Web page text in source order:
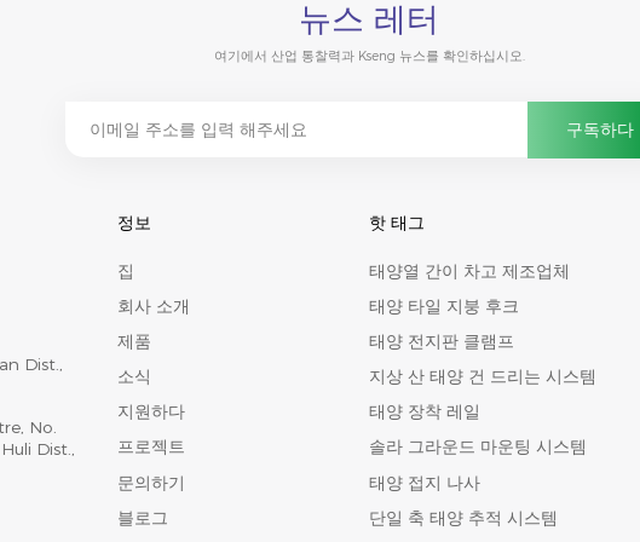
뉴스 레터
여기에서 산업 통찰력과 Kseng 뉴스를 확인하십시오.
Dist.,
No.
Dist.,
정보
집
회사 소개
제품
소식
지원하다
프로젝트
문의하기
블로그
핫 태그
태양열 간이 차고 제조업체
태양 타일 지붕 후크
태양 전지판 클램프
지상 산 태양 건 드리는 시스템
태양 장착 레일
솔라 그라운드 마운팅 시스템
태양 접지 나사
단일 축 태양 추적 시스템